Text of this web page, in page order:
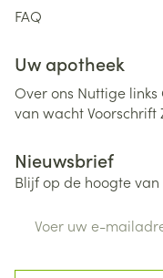
FAQ
Uw apotheek
Over ons Nuttige links
van wachtVoorschrift
Nieuwsbrief
Blijf op de hoogte